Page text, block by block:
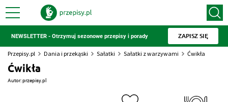
NEWSLETTER - Otrzymuj sezonowe przepisy i porady ZAPISZ SIĘ
Przepisy.pl Dania i przekąski Sałatki Sałatki z warzywami Ćwikła
Ćwikła
Autor:przepisy.pl